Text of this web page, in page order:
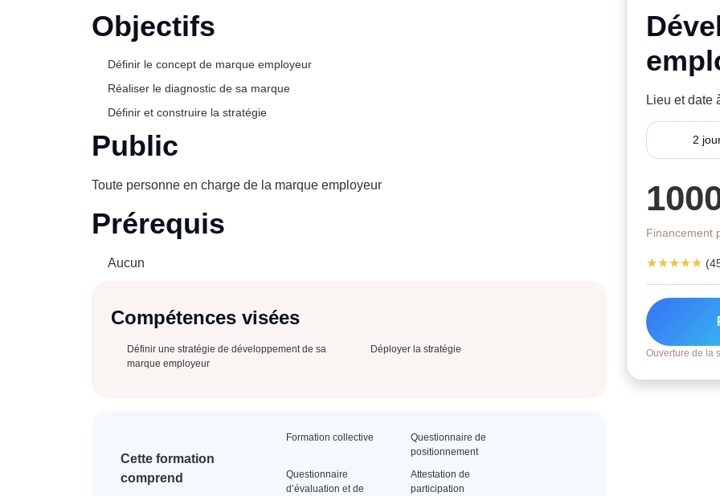
Objectifs
Définir le concept de marque employeur
Réaliser le diagnostic de sa marque
Définir et construire la stratégie
Public
Toute personne en charge de la marque employeur
Prérequis
Aucun
Compétences visées
Définir une stratégie de développement de sa
marque employeur
Déployer la stratégie
Cette formation
comprend
Formation collective
Questionnaire de
positionnement
Questionnaire
d’évaluation et de
Attestation de
participation
Lieu et date
2
Financement
★★★★★
Ouverture de la